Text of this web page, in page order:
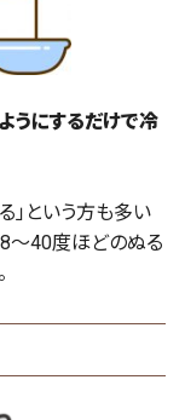
うにするだけで冷
」という方も多い
～40度ほどのぬる